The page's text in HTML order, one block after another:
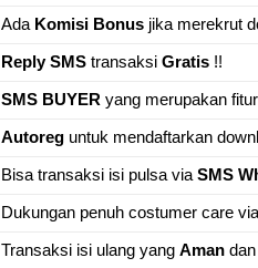
Ada Komisi Bonus jika merekrut
Reply SMS transaksi Gratis !!
SMS BUYER yang merupakan
Autoreg untuk mendaftarkan
Bisa transaksi isi pulsa via SMS
Dukungan penuh costumer care via
Transaksi isi ulang yang Aman dan